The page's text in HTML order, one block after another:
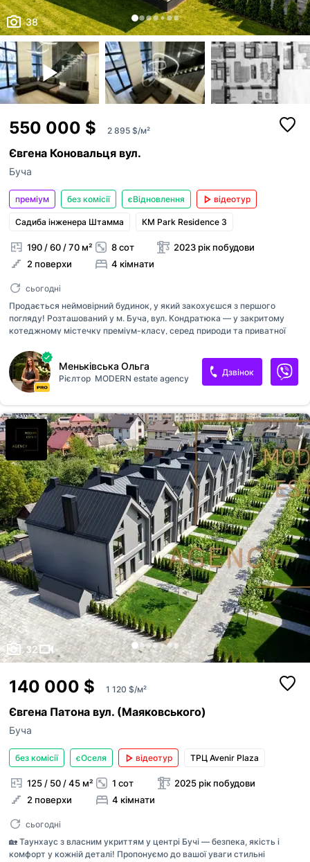
38
550 000 $ 2 895 $/м²
Євгена Коновальця вул.
Буча
преміум без комісії єВідновлення відеотур
Садиба інженера Штамма КМ Park Residence 3
190 / 60 / 70 м²
2 поверхи
8 сот
4 кімнати
2023 рік побудови
сьогодні
Продається неймовірний будинок, у який закохуєшся з першого
погляду! Розташований у м. Буча, вул. Кондратюка — у закритому
котеджному містечку преміум-класу, серед природи та приватної
та вся необхідна інфраструктура. Характеристики будинку • Площа:
190 м² + 42 м² тераса • Ділянка: 8 соток • Стіни з червоної цегли +
утеплення • Фасад з натурального травертину • Всі основні кімнати
розташовані на 1 поверсі • На 2 поверсі — затишна кімната з другим
світлом з місцем під домашній кінотеатр • Преміальний
дизайнерський ремонт, виконаний для себе! Фінансові умови •
Готівка, безготівковий розрахунок або криптовалюта • Мінімальні...
Меньківська Ольга
Рієлтор MODERN estate agency
Дзвінок
32
140 000 $ 1 120 $/м²
Євгена Патона вул. (Маяковського)
Буча
без комісії єОселя відеотур ТРЦ Avenir Plaza
125 / 50 / 45 м²
2 поверхи
1 сот
4 кімнати
2025 рік побудови
сьогодні
🏡 Таунхаус з власним укриттям у центрі Бучі — безпека, якість і
комфорт у кожній деталі! Пропонуємо до вашої уваги стильні